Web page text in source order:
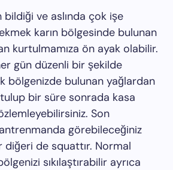
ve aslında çok işe
karın bölgesinde bulunan
kurtulmamıza ön ayak olabilir.
gün düzenli bir şekilde
bölgenizde bulunan yağlardan
bir süre sonrada kasa
Son
görebileceğiniz
de squattır. Normal
sıkılaştırabilir ayrıca